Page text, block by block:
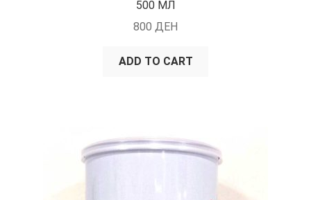
500 МЛ
800 ДЕН
ADD TO CART